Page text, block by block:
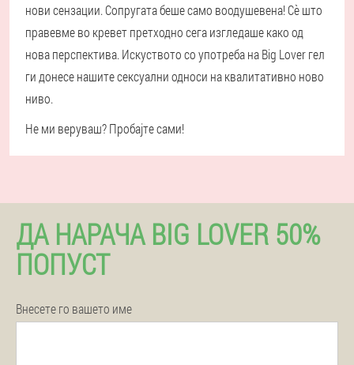
нови сензации. Сопругата беше само воодушевена! Сè што
правевме во кревет претходно сега изгледаше како од
нова перспектива. Искуството со употреба на Big Lover гел
ги донесе нашите сексуални односи на квалитативно ново
ниво.
Не ми веруваш? Пробајте сами!
ДА НАРАЧА BIG LOVER 50%
ПОПУСТ
Внесете го вашето име